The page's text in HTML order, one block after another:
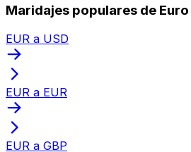
Maridajes populares de Euro
EUR a USD
EUR a EUR
EUR a GBP